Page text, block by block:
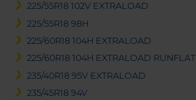
225/55R18 102V EXTRALOAD
225/55R18 98H
225/60R18 104H EXTRALOAD
225/60R18 104H EXTRALOAD RUNFLAT
235/40R18 95V EXTRALOAD
235/45R18 94V